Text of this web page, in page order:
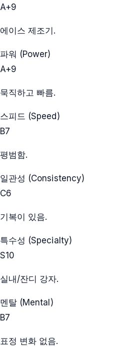
A+9
에이스 제조기.
파워 (Power)
A+9
묵직하고 빠름.
스피드 (Speed)
B7
평범함.
일관성 (Consistency)
C6
기복이 있음.
특수성 (Specialty)
S10
실내/잔디 강자.
멘탈 (Mental)
B7
표정 변화 없음.